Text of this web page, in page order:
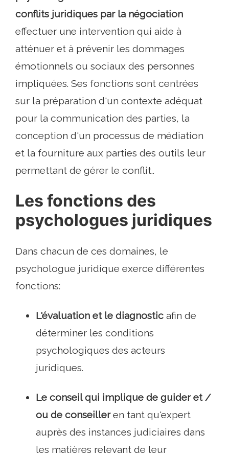
conflits juridiques par la négociation
effectuer une intervention qui aide à
atténuer et à prévenir les dommages
émotionnels ou sociaux des personnes
impliquées. Ses fonctions sont centrées
sur la préparation d'un contexte adéquat
pour la communication des parties, la
conception d'un processus de médiation
et la fourniture aux parties des outils leur
permettant de gérer le conflit..
Les fonctions des
psychologues juridiques
Dans chacun de ces domaines, le
psychologue juridique exerce différentes
fonctions:
L'évaluation et le diagnostic afin de
déterminer les conditions
psychologiques des acteurs
juridiques.
Le conseil qui implique de guider et /
ou de conseilleren tant qu'expert
auprès des instances judiciaires dans
les matières relevant de leur